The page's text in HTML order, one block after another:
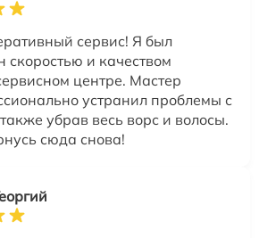
сервис! Я был
скоростью и качеством
центре. Мастер
устранил проблемы с
убрав весь ворс и волосы.
сюда снова!